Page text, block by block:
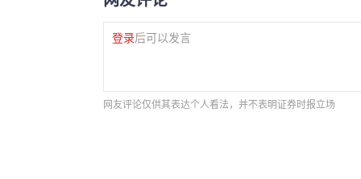
登录后可以发言
网友评论仅供其表达个人看法，并不表明证券时报立场